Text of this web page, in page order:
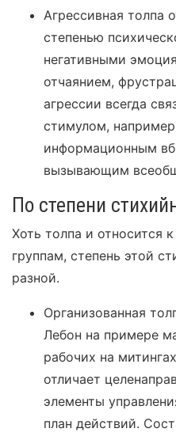
Агрессивная толпа
степенью
негативными
отчаянием,
агрессии всегда
стимулом,
информационным
вызывающим
По степени
Хоть толпа и относится
группам, степень этой
разной.
Организованная
Лебон на примере
рабочих на
отличает
элементы
план действий.